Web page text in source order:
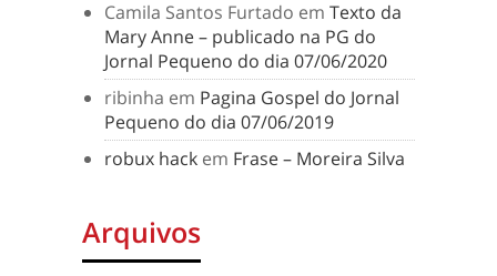
Camila Santos Furtado em Texto da
Mary Anne – publicado na PG do
Jornal Pequeno do dia 07/06/2020
ribinha em Pagina Gospel do Jornal
Pequeno do dia 07/06/2019
robux hack em Frase – Moreira Silva
Arquivos